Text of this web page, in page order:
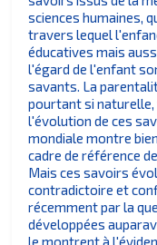
sciences humaines,
travers lequel
éducatives mais
l'égard de l'enfant
savants. La
pourtant si
l'évolution de ces
mondiale montre
cadre de référence
Mais ces savoirs
contradictoire et
récemment par la
développées
le montrent à